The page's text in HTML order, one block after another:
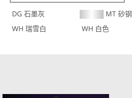
DG 石墨灰
MT 砂钢
WH 瑞雪白
WH 白色